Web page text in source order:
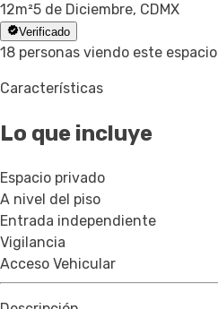
12m²5 de Diciembre, CDMX
Verificado
18 personas viendo este espacio
Características
Lo que incluye
Espacio privado
A nivel del piso
Entrada independiente
Vigilancia
Acceso Vehicular